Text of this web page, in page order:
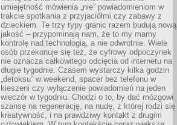
umiejętność mówienia „nie” powiadomieniom w
trakcie spotkania z przyjaciółmi czy zabawy z
dzieckiem. Te trzy typy granic razem budują nową
jakość – przypominają nam, że to my mamy
kontrolę nad technologią, a nie odwrotnie. Wiele
osób przekonuje się też, że cyfrowy odpoczynek
nie oznacza całkowitego odcięcia od internetu na
długie tygodnie. Czasem wystarczy kilka godzin
„detoksu” w weekend, spacer bez telefonu w
kieszeni czy wyłączenie powiadomień na jeden
wieczór w tygodniu. Chodzi o to, by dać mózgowi
szansę na regenerację, na nudę, z której rodzi się
kreatywność, i na prawdziwy kontakt z drugim